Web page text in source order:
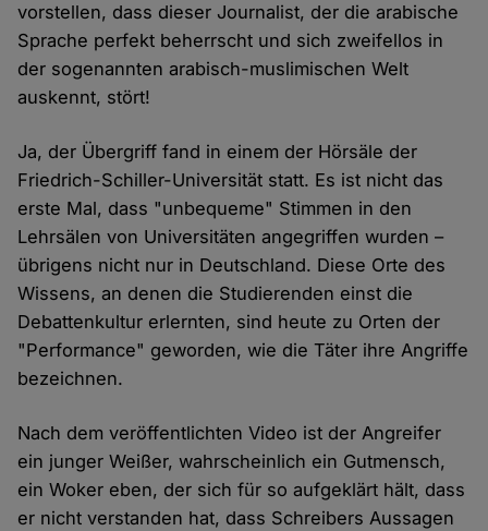
vorstellen, dass dieser Journalist, der die arabische
Sprache perfekt beherrscht und sich zweifellos in
der sogenannten arabisch-muslimischen Welt
auskennt, stört!
Ja, der Übergriff fand in einem der Hörsäle der
Friedrich-Schiller-Universität statt. Es ist nicht das
erste Mal, dass "unbequeme" Stimmen in den
Lehrsälen von Universitäten angegriffen wurden –
übrigens nicht nur in Deutschland. Diese Orte des
Wissens, an denen die Studierenden einst die
Debattenkultur erlernten, sind heute zu Orten der
"Performance" geworden, wie die Täter ihre Angriffe
bezeichnen.
Nach dem veröffentlichten Video ist der Angreifer
ein junger Weißer, wahrscheinlich ein Gutmensch,
ein Woker eben, der sich für so aufgeklärt hält, dass
er nicht verstanden hat, dass Schreibers Aussagen